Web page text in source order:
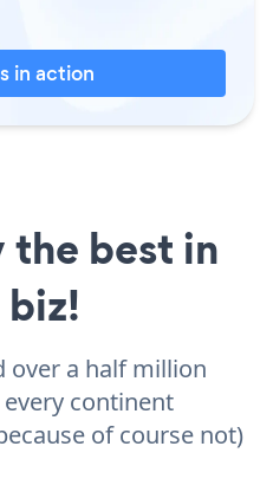
in action
the best in
over a half million
continent
of course not)